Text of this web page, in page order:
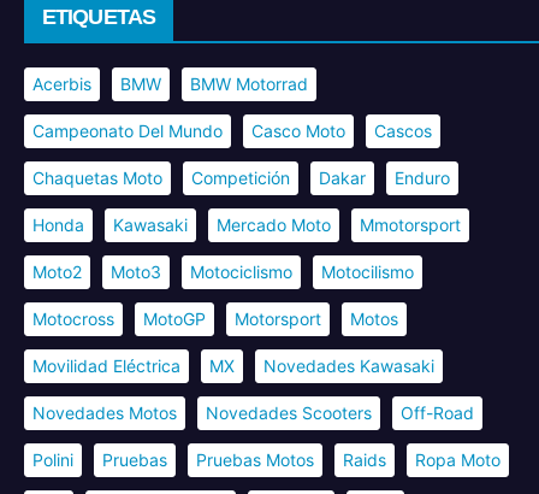
ETIQUETAS
Acerbis BMW BMW Motorrad
Campeonato Del Mundo Casco Moto Cascos
Chaquetas Moto Competición Dakar Enduro
Honda Kawasaki Mercado Moto Mmotorsport
Moto2 Moto3 Motociclismo Motocilismo
Motocross MotoGP Motorsport Motos
Movilidad Eléctrica MX Novedades Kawasaki
Novedades Motos Novedades Scooters Off-Road
Polini Pruebas Pruebas Motos Raids Ropa Moto